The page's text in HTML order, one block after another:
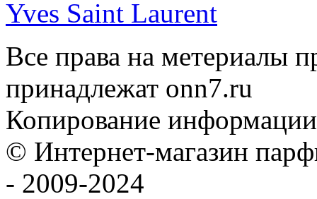
Yves Saint Laurent
Все права на метериалы
принадлежат onn7.ru
Копирование
© Интернет-магазин
- 2009-2024